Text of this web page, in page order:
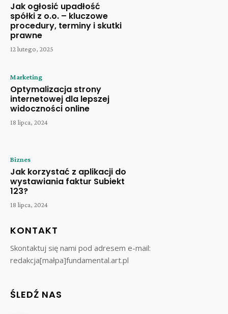
Jak ogłosić upadłość
spółki z o.o. – kluczowe
procedury, terminy i skutki
prawne
12 lutego, 2025
Marketing
Optymalizacja strony
internetowej dla lepszej
widoczności online
18 lipca, 2024
Biznes
Jak korzystać z aplikacji do
wystawiania faktur Subiekt
123?
18 lipca, 2024
KONTAKT
Skontaktuj się nami pod adresem e-mail:
redakcja[małpa]fundamental.art.pl
ŚLEDŹ NAS